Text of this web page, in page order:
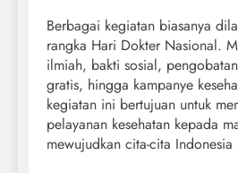
Berbagai kegiatan biasanya
rangka Hari Dokter Nasional.
ilmiah, bakti sosial,
gratis, hingga kampanye
kegiatan ini bertujuan untuk
pelayanan kesehatan kepada
mewujudkan cita-cita Indonesia